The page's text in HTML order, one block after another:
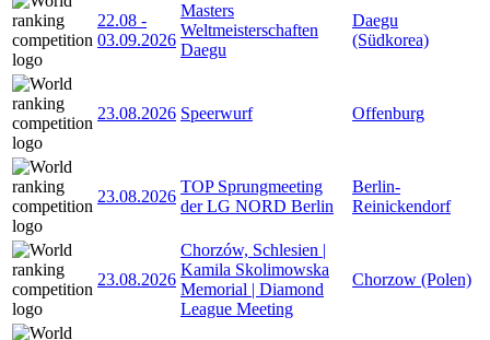
22.08 -
03.09.2026
Masters
Weltmeisterschaften
Daegu
Daegu
(Südkorea)
23.08.2026 Speerwurf Offenburg
23.08.2026
TOP Sprungmeeting
der LG NORD Berlin
Berlin-
Reinickendorf
23.08.2026
Chorzów, Schlesien |
Kamila Skolimowska
Memorial | Diamond
League Meeting
Chorzow (Polen)